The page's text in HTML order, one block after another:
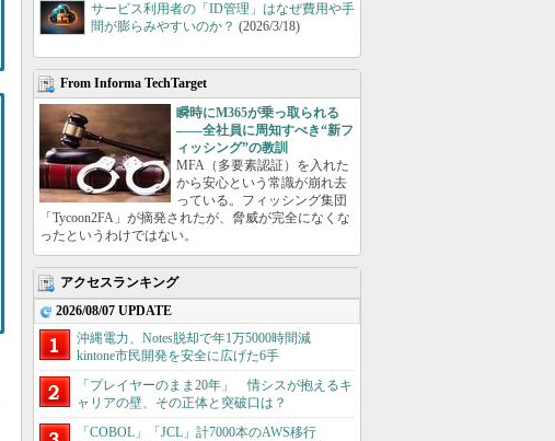
サービス利用者の「ID管理」はなぜ費用や手
間が膨らみやすいのか？ (2026/3/18)
From Informa TechTarget
瞬時にM365が乗っ取られる
――全社員に周知すべき“新フ
ィッシング”の教訓
MFA（多要素認証）を入れた
から安心という常識が崩れ去
っている。フィッシング集団
「Tycoon2FA」が摘発されたが、脅威が完全になくな
ったというわけではない。
アクセスランキング
2026/08/07 UPDATE
沖縄電力、Notes脱却で年1万5000時間減
kintone市民開発を安全に広げた6手
「プレイヤーのまま20年」 情シスが抱えるキ
ャリアの壁、その正体と突破口は？
「COBOL」「JCL」計7000本のAWS移行